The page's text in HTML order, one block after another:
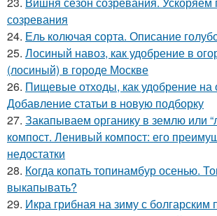
созревания
24. Ель колючая сорта. Описание
25. Лосиный навоз, как удобрение в
(лосиный) в городе Москве
26. Пищевые отходы, как удобрение на
Добавление статьи в новую подборку
27. Закапываем органику в землю или
компост. Ленивый компост: его
недостатки
28. Когда копать топинамбур осенью.
выкапывать?
29. Икра грибная на зиму с болгарским